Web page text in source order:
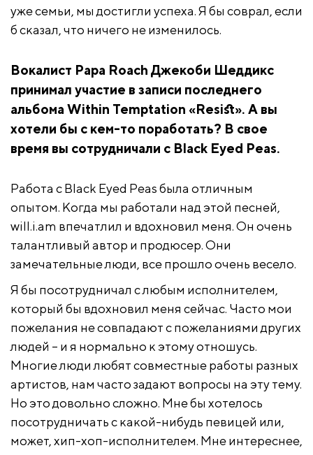
уже семьи, мы достигли успеха. Я бы соврал, если
б сказал, что ничего не изменилось.
Вокалист Papa Roach Джекоби Шеддикс
принимал участие в записи последнего
альбома Within Temptation «Resist». А вы
хотели бы с кем-то поработать? В свое
время вы сотрудничали с Black Eyed Peas.
Работа с Black Eyed Peas была отличным
опытом. Когда мы работали над этой песней,
will.i.am впечатлил и вдохновил меня. Он очень
талантливый автор и продюсер. Они
замечательные люди, все прошло очень весело.
Я бы посотрудничал с любым исполнителем,
который бы вдохновил меня сейчас. Часто мои
пожелания не совпадают с пожеланиями других
людей – и я нормально к этому отношусь.
Многие люди любят совместные работы разных
артистов, нам часто задают вопросы на эту тему.
Но это довольно сложно. Мне бы хотелось
посотрудничать с какой-нибудь певицей или,
может, хип-хоп-исполнителем. Мне интереснее,